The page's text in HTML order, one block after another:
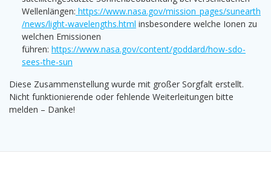
Wellenlängen: https://www.nasa.gov/mission_pages/sunearth
/news/light-wavelengths.html insbesondere welche Ionen zu
welchen Emissionen
führen: https://www.nasa.gov/content/goddard/how-sdo-
sees-the-sun
Diese Zusammenstellung wurde mit großer Sorgfalt erstellt.
Nicht funktionierende oder fehlende Weiterleitungen bitte
melden – Danke!